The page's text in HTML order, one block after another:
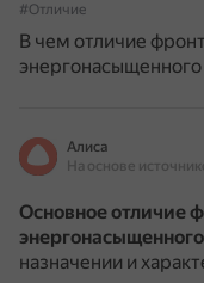
#Отличие
В чем отличие
энергонасыщенного
Алиса
Основное отличие
назначении и